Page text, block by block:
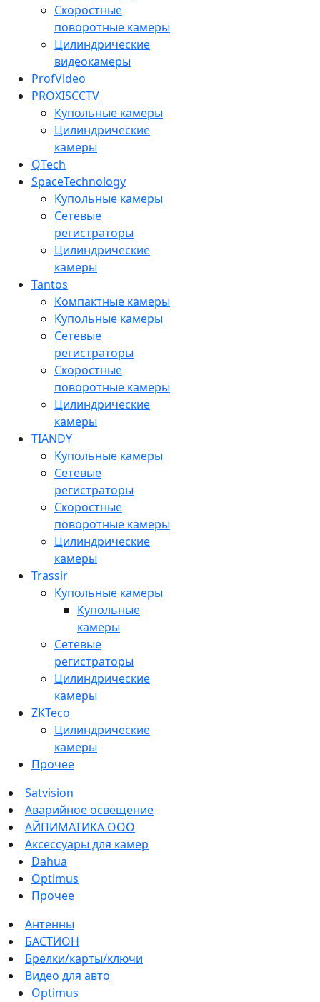
Скоростные
поворотные камеры
Цилиндрические
видеокамеры
ProfVideo
PROXISCCTV
Купольные камеры
Цилиндрические
камеры
QTech
SpaceTechnology
Купольные камеры
Сетевые
регистраторы
Цилиндрические
камеры
Tantos
Компактные камеры
Купольные камеры
Сетевые
регистраторы
Скоростные
поворотные камеры
Цилиндрические
камеры
TIANDY
Купольные камеры
Сетевые
регистраторы
Скоростные
поворотные камеры
Цилиндрические
камеры
Trassir
Купольные камеры
Купольные
камеры
Сетевые
регистраторы
Цилиндрические
камеры
ZKTeco
Цилиндрические
камеры
Прочее
Satvision
Аварийное освещение
АЙПИМАТИКА ООО
Аксессуары для камер
Dahua
Optimus
Прочее
Антенны
БАСТИОН
Брелки/карты/ключи
Видео для авто
Optimus